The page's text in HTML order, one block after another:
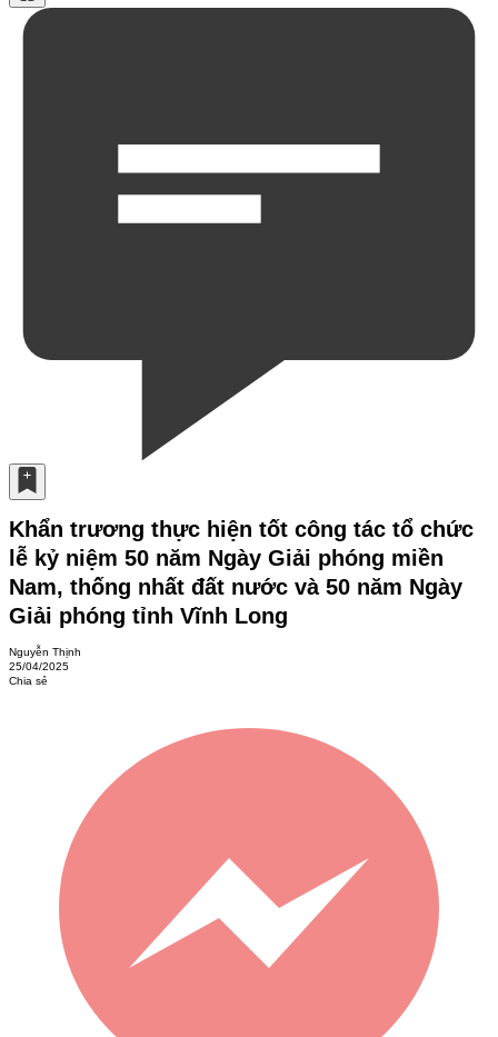
Khẩn trương thực hiện tốt công tác tổ chức
lễ kỷ niệm 50 năm Ngày Giải phóng miền
Nam, thống nhất đất nước và 50 năm Ngày
Giải phóng tỉnh Vĩnh Long
Nguyễn Thịnh
25/04/2025
Chia sẻ